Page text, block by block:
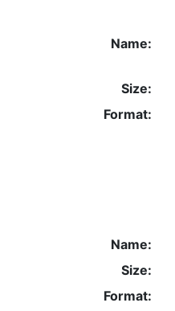
Name:
Size:
Format:
Name:
Size:
Format: